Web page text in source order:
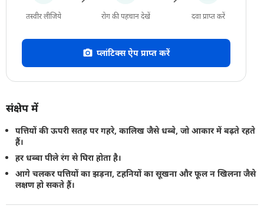
तस्वीर लीजिये रोग की पहचान देखें दवा प्राप्त करें
प्लांटिक्स ऐप प्राप्त करें
संक्षेप में
पत्तियों की ऊपरी सतह पर गहरे, कालिख जैसे धब्बे, जो आकार में बढ़ते रहते
हैं।
हर धब्बा पीले रंग से घिरा होता है।
आगे चलकर पत्तियों का झड़ना, टहनियों का सूखना और फूल न खिलना जैसे
लक्षण हो सकते हैं।